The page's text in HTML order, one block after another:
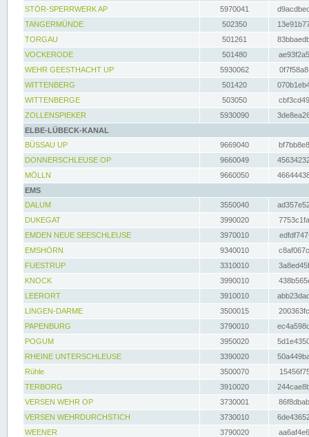
STÖR-SPERRWERK AP 5970041
TANGERMÜNDE
502350
TORGAU
501261
VOCKERODE
501480
WEHR GEESTHACHT UP
5930062
WITTENBERG
501420
WITTENBERGE
503050
ZOLLENSPIEKER
5930090
ELBE-LÜBECK-KANAL
BÜSSAU UP
9669040
DONNERSCHLEUSE OP
9660049
MÖLLN
9660050
EMS
DALUM
3550040
DUKEGAT
3990020
EMDEN NEUE SEESCHLEUSE
3970010
EMSHÖRN
9340010
FUESTRUP
3310010
KNOCK
3990010
LEERORT
3910010
LINGEN-DARME
3500015
PAPENBURG
3790010
POGUM
3950020
RHEINE UNTERSCHLEUSE
3390020
Rühle
3500070
TERBORG
3910020
VERSEN WEHR OP
3730001
VERSEN WEHRDURCHSTICH
3730010
WEENER
3790020